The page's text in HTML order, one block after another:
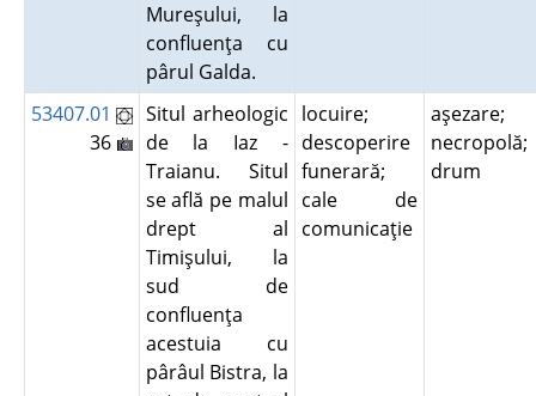
Mureşului, la
confluenţa cu
pârul Galda.
53407.01
36
Situl arheologic
de la Iaz -
Traianu. Situl
se află pe malul
drept al
Timişului, la
sud de
confluenţa
acestuia cu
pârâul Bistra, la
locuire;
descoperire
funerară;
cale de
comunicaţie
aşezare;
necropolă;
drum